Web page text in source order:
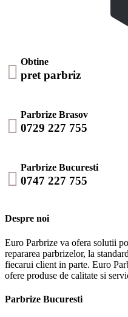
 Obtine
pret parbriz

Parbrize Brasov
0729 227 755

Parbrize Bucuresti
0747 227 755
Despre noi
Euro Parbrize va ofera solutii
repararea parbrizelor, la
fiecarui client in parte. Euro
ofere produse de calitate si
Parbrize Bucuresti